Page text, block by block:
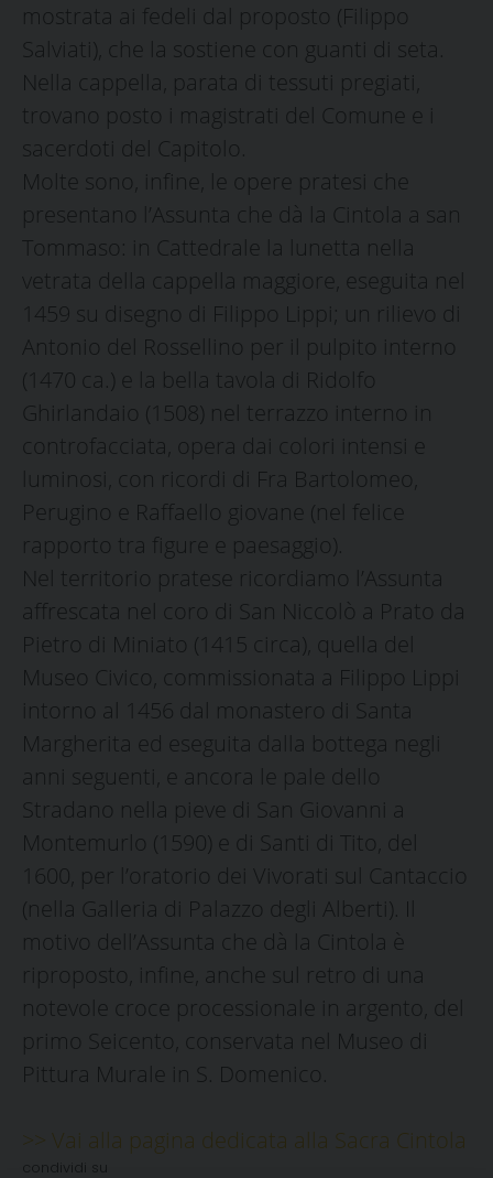
mostrata ai fedeli dal proposto (Filippo
Salviati), che la sostiene con guanti di seta.
Nella cappella, parata di tessuti pregiati,
trovano posto i magistrati del Comune e i
sacerdoti del Capitolo.
Molte sono, infine, le opere pratesi che
presentano l’Assunta che dà la Cintola a san
Tommaso: in Cattedrale la lunetta nella
vetrata della cappella maggiore, eseguita nel
1459 su disegno di Filippo Lippi; un rilievo di
Antonio del Rossellino per il pulpito interno
(1470 ca.) e la bella tavola di Ridolfo
Ghirlandaio (1508) nel terrazzo interno in
controfacciata, opera dai colori intensi e
luminosi, con ricordi di Fra Bartolomeo,
Perugino e Raffaello giovane (nel felice
rapporto tra figure e paesaggio).
Nel territorio pratese ricordiamo l’Assunta
affrescata nel coro di San Niccolò a Prato da
Pietro di Miniato (1415 circa), quella del
Museo Civico, commissionata a Filippo Lippi
intorno al 1456 dal monastero di Santa
Margherita ed eseguita dalla bottega negli
anni seguenti, e ancora le pale dello
Stradano nella pieve di San Giovanni a
Montemurlo (1590) e di Santi di Tito, del
1600, per l’oratorio dei Vivorati sul Cantaccio
(nella Galleria di Palazzo degli Alberti). Il
motivo dell’Assunta che dà la Cintola è
riproposto, infine, anche sul retro di una
notevole croce processionale in argento, del
primo Seicento, conservata nel Museo di
Pittura Murale in S. Domenico.
>> Vai alla pagina dedicata alla Sacra Cintola
condividi su